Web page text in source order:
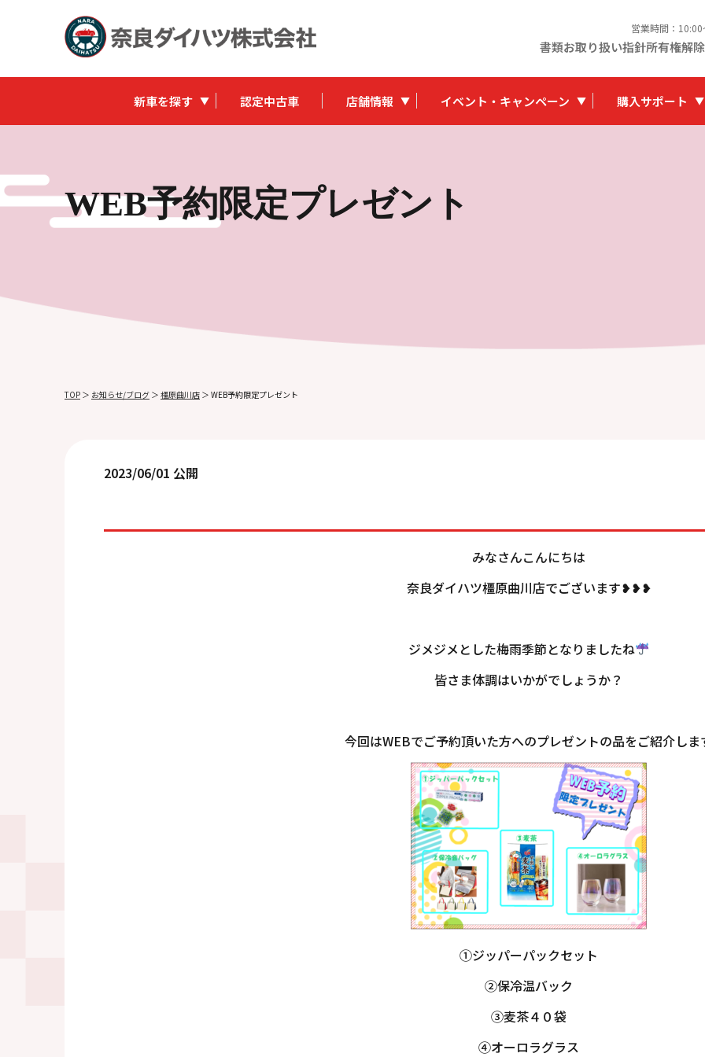
営業時間：
書類お取り扱い指針所有権解除
新車を探す 認定中古車 店舗情報 イベント・キャンペーン 購入サポート
WEB予約限定プレゼント
TOP ＞ お知らせ/ブログ ＞ 橿原曲川店 ＞ WEB予約限定プレゼント
2023/06/01 公開
みなさんこんにちは
奈良ダイハツ橿原曲川店でございます❥❥❥
ジメジメとした梅雨季節となりましたね
皆さま体調はいかがでしょうか？
今回はWEBでご予約頂いた方へのプレゼントの品をご紹介しま
①ジッパーパックセット
②保冷温バック
③麦茶４０袋
④オーロラグラス